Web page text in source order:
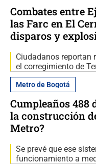
Combates entre
las Farc en El
disparos y
Ciudadanos reportan
el corregimiento de
Metro de Bogotá
Cumpleaños 488
la construcción
Metro?
Se prevé que ese
funcionamiento a